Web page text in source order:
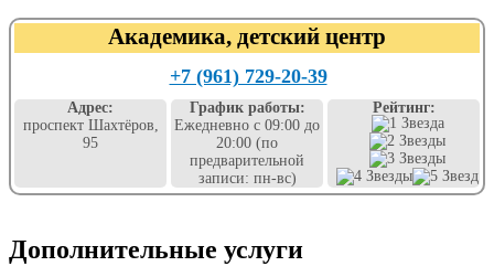
Академика, детский центр
+7 (961) 729-20-39
Адрес:
проспект Шахтёров,
95
График работы:
Ежедневно с 09:00 до
20:00 (по
предварительной
записи: пн-вс)
Рейтинг:
Дополнительные услуги